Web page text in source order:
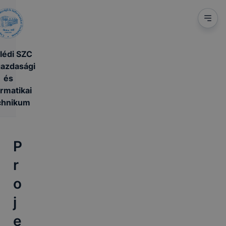
SZC
és
P
r
o
j
e